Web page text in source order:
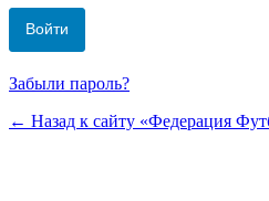
Забыли пароль?
← Назад к сайту «Федерация